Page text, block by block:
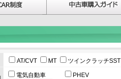
AT/CVT MT ツインクラッチSST
電気自動車 PHEV